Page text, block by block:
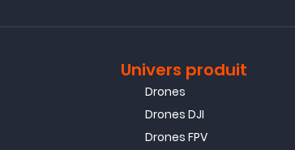
Univers produit
Drones
Drones DJI
Drones FPV